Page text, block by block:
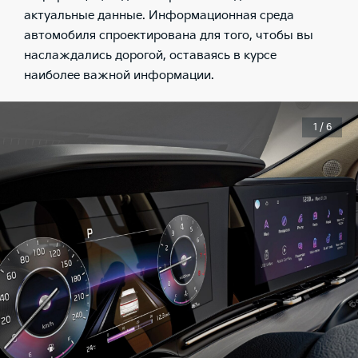
актуальные данные. Информационная среда
автомобиля спроектирована для того, чтобы вы
наслаждались дорогой, оставаясь в курсе
наиболее важной информации.
1 / 6